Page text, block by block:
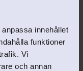
innehållet
funktioner
Vi
och annan